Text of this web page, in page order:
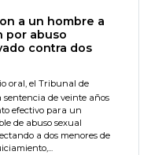
a un hombre a
por abuso
contra dos
oral, el Tribunal de
de veinte años
efectivo para un
de abuso sexual
a dos menores de